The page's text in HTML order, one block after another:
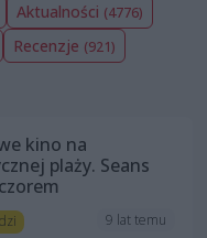
Aktualności (4776)
Recenzje (921)
kino na
plaży. Seans
9 lat temu